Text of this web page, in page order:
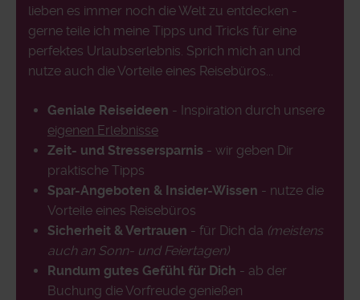
lieben es immer noch die Welt zu entdecken -
gerne teile ich meine Tipps und Tricks für eine
perfektes Urlaubserlebnis. Sprich mich an und
nutze auch die Vorteile eines Reisebüros...
Geniale Reiseideen - Inspiration durch unsere
eigenen Erlebnisse
Zeit- und Stressersparnis - wir geben Dir
praktische Tipps
Spar-Angeboten & Insider-Wissen - nutze die
Vorteile eines Reisebüros
Sicherheit & Vertrauen - für Dich da (meistens
auch an Sonn- und Feiertagen)
Rundum gutes Gefühl für Dich - ab der
Buchung die Vorfreude genießen